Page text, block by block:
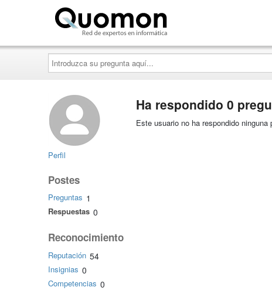
Introduzca
su
pregunta
aquí...
Perfil
Postes
Preguntas 1
Respuestas 0
Reconocimiento
Reputación 54
Insignias 0
Competencias 0
Ha respondido 0
Este usuario no ha respondido ninguna